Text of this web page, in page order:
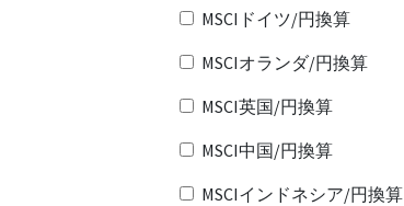
MSCIドイツ/円換算
MSCIオランダ/円換算
MSCI英国/円換算
MSCI中国/円換算
MSCIインドネシア/円換算